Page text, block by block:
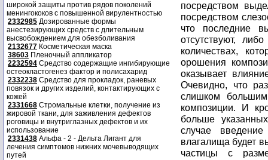
широкой защиты против рядов поколений
менингококов с повышенной вирулентностью
2332985 Дозированные формы
анестезирующих средств с длительным
высвобождением для обезболивания
2132677 Косметическая маска
38603 Пленочный аппликатор
2232594 Средство содержащие ингибирующие
остеокластогенез фактор и полисахарид
2332238 Средство для прокладок, раневых
повязок и других изделий, контактирующих с
кожей
2331668 Стромальные клетки, получение из
жировой ткани, для заживления дефектов
роговицы и внутриглазных дефектов и их
использование
2331438 Альфа - 2 - Дельта Лигант для
лечения симптомов нижних мочевыводящих
путей
посредством
посредством
что последние
отсутствуют,
количествах,
орошения
оказывает
Очевидно, что
слишком
композиции. И
больше
случае
влагалища будет
частицы с